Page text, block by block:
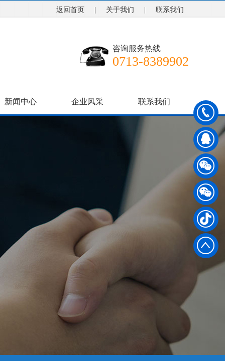
返回首页 关于我们 联系我们
咨询服务热线
0713-8389902
新闻中心 企业风采 联系我们
0
7
1
3
-
3